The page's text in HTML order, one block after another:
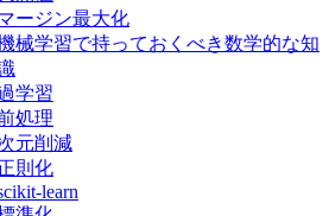
ージン最大化
械学習で持っておくべき数学的な知
学習
処理
元削減
則化
learn